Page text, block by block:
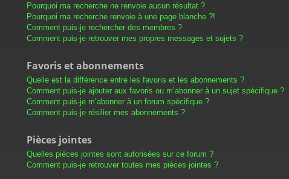
Pourquoi ma recherche ne renvoie aucun résultat ?
Pourquoi ma recherche renvoie à une page blanche ?!
Comment puis-je rechercher des membres ?
Comment puis-je retrouver mes propres messages et sujets ?
Favoris et abonnements
Quelle est la différence entre les favoris et les abonnements ?
Comment puis-je ajouter aux favoris ou m’abonner à un sujet spécifique ?
Comment puis-je m’abonner à un forum spécifique ?
Comment puis-je résilier mes abonnements ?
Pièces jointes
Quelles pièces jointes sont autorisées sur ce forum ?
Comment puis-je retrouver toutes mes pièces jointes ?